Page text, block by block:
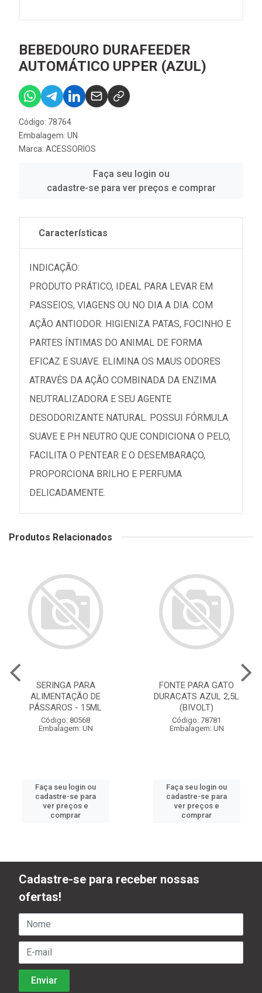
BEBEDOURO DURAFEEDER
AUTOMÁTICO UPPER (AZUL)
Código: 78764
Embalagem: UN
Marca: ACESSORIOS
Faça seu login ou
cadastre-se para ver preços e comprar
Características
INDICAÇÃO:
PRODUTO PRÁTICO, IDEAL PARA LEVAR EM
PASSEIOS, VIAGENS OU NO DIA A DIA. COM
AÇÃO ANTIODOR. HIGIENIZA PATAS, FOCINHO E
PARTES ÍNTIMAS DO ANIMAL DE FORMA
EFICAZ E SUAVE. ELIMINA OS MAUS ODORES
ATRAVÉS DA AÇÃO COMBINADA DA ENZIMA
NEUTRALIZADORA E SEU AGENTE
DESODORIZANTE NATURAL. POSSUI FÓRMULA
SUAVE E PH NEUTRO QUE CONDICIONA O PELO,
FACILITA O PENTEAR E O DESEMBARAÇO,
PROPORCIONA BRILHO E PERFUMA
DELICADAMENTE.
Produtos Relacionados
SERINGA PARA
ALIMENTAÇÃO DE
PÁSSAROS - 15ML
Código: 80568
Embalagem: UN
Faça seu login ou
cadastre-se para
ver preços e
comprar
FONTE PARA GATO
DURACATS AZUL 2,5L
(BIVOLT)
Código: 78781
Embalagem: UN
Faça seu login ou
cadastre-se para
ver preços e
comprar
Cadastre-se para receber nossas
ofertas!